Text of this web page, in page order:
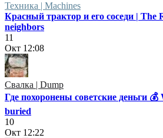
Техника | Machines
Красный трактор и его соседи | The
neighbors
11
Окт 12:08
Свалка | Dump
Где похоронены советские деньги 💰
buried
10
Окт 12:22